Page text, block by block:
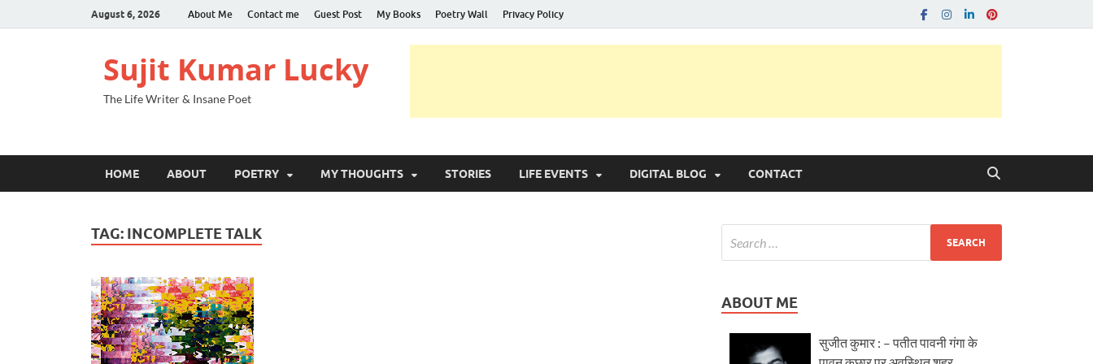
August 6, 2026 About Me Contact me Guest Post My Books Poetry Wall Privacy Policy
Sujit Kumar Lucky
The Life Writer & Insane Poet
HOME ABOUT POETRY MY THOUGHTS STORIES LIFE EVENTS DIGITAL BLOG CONTACT
TAG: INCOMPLETE TALK
ABOUT ME
सुजीत कुमार : – पतीत पावनी गंगा के